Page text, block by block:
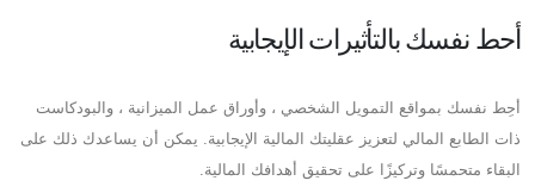
أحط نفسك بالتأثيرات الإيجابية
أحِط نفسك بمواقع التمويل الشخصي ، وأوراق عمل الميزانية ، والبودكاست
ذات الطابع المالي لتعزيز عقليتك المالية الإيجابية. يمكن أن يساعدك ذلك على
البقاء متحمسًا وتركيزًا على تحقيق أهدافك المالية.